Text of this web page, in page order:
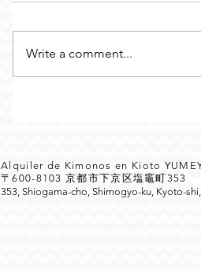
Write a comment...
Alquiler de Kimonos en Kioto
〒600-8103 京都市下京区塩竈町
353, Shiogama-cho, Shimogyo-ku, Kyoto-